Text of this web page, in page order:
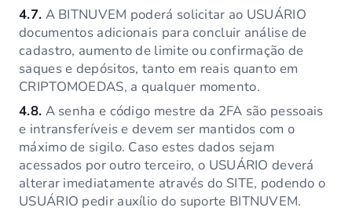
4.7. A BITNUVEM poderá solicitar ao USUÁRIO
documentos adicionais para concluir análise de
cadastro, aumento de limite ou confirmação de
saques e depósitos, tanto em reais quanto em
CRIPTOMOEDAS, a qualquer momento.
4.8. A senha e código mestre da 2FA são pessoais
e intransferíveis e devem ser mantidos com o
máximo de sigilo. Caso estes dados sejam
acessados por outro terceiro, o USUÁRIO deverá
alterar imediatamente através do SITE, podendo o
USUÁRIO pedir auxílio do suporte BITNUVEM.